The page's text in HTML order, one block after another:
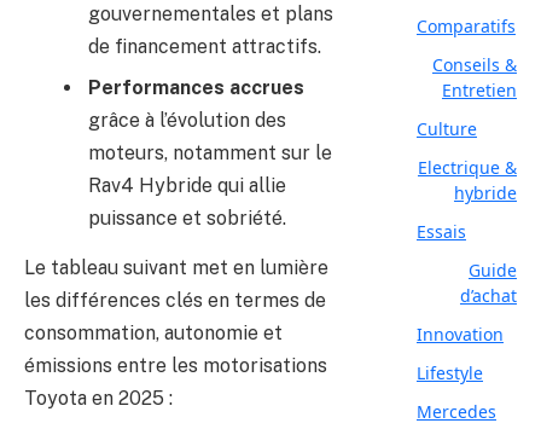
gouvernementales et plans
de financement attractifs.
Performances accrues
grâce à l’évolution des
moteurs, notamment sur le
Rav4 Hybride qui allie
puissance et sobriété.
Le tableau suivant met en lumière
les différences clés en termes de
consommation, autonomie et
émissions entre les motorisations
Toyota en 2025 :
Comparatifs
Conseils &
Entretien
Culture
Electrique &
hybride
Essais
Guide
d’achat
Innovation
Lifestyle
Mercedes